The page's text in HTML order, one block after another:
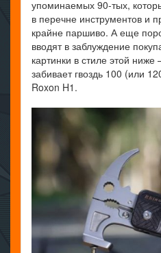
упоминаемых 90-тых,
в перечне инструментов и
крайне паршиво. А еще
вводят в заблуждение
картинки в стиле этой
забивает гвоздь 100 (или
Roxon H1.